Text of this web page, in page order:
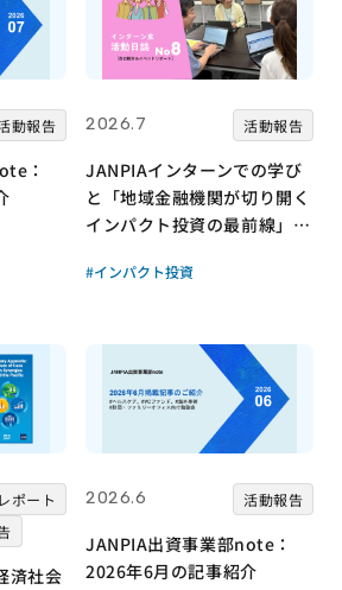
動報告
：
2026.7 活動報告
JANPIAインターンでの学び
と「地域金融機関が切り開く
インパクト投資の最前線」リ
ン生 活動日誌vol8
#インパクト投資
ポート
済社会
2026.6 活動報告
JANPIA出資事業部note：
2026年6月の記事紹介